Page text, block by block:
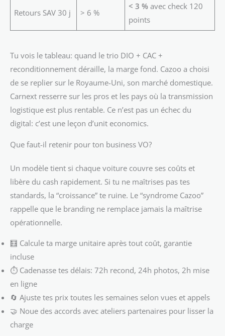
Retours SAV 30 j > 6 %
< 3 % avec check 120
points
Tu vois le tableau: quand le trio DIO + CAC +
reconditionnement déraille, la marge fond. Cazoo a choisi
de se replier sur le Royaume-Uni, son marché domestique.
Carnext resserre sur les pros et les pays où la transmission
logistique est plus rentable. Ce n’est pas un échec du
digital: c’est une leçon d’unit economics.
Que faut-il retenir pour ton business VO?
Un modèle tient si chaque voiture couvre ses coûts et
libère du cash rapidement. Si tu ne maîtrises pas tes
standards, la “croissance” te ruine. Le “syndrome Cazoo”
rappelle que le branding ne remplace jamais la maîtrise
opérationnelle.
🧮 Calcule ta marge unitaire après tout coût, garantie
incluse
⏱️ Cadenasse tes délais: 72h recond, 24h photos, 2h mise
en ligne
🔄 Ajuste tes prix toutes les semaines selon vues et appels
🤝 Noue des accords avec ateliers partenaires pour lisser la
charge